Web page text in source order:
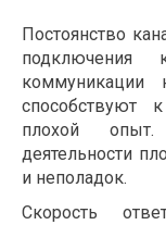
Постоянство
подключения
коммуникации
способствуют
плохой
деятельности
и неполадок.
Скорость